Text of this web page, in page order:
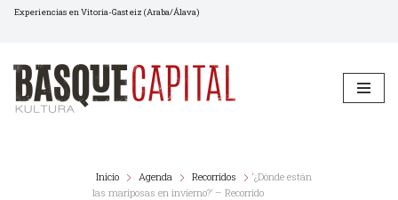
al
contenido
Experiencias en Vitoria-Gasteiz (Araba/Álava)
Inicio Agenda Recorridos
‘¿Dónde están
las mariposas en invierno?’ – Recorrido